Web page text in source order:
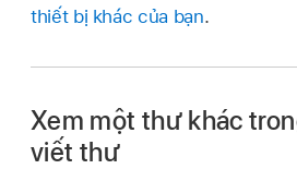
thiết bị khác của bạn.
Xem một thư khác
viết thư